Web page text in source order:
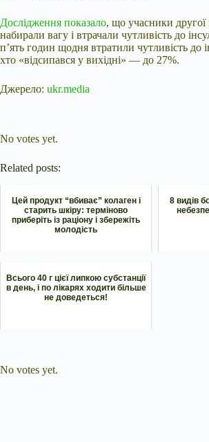
Дослідження показало, що учасники другої
набирали вагу і втрачали чутливість до
п’ять годин щодня втратили чутливість до
хто «відсипався у вихідні» — до 27%.
Джерело: ukr.media
No votes yet.
Related posts:
Цей продукт “вбиває” колаген і
старить шкіру: терміново
приберіть із раціону і збережіть
молодість
8 видів
Всього 40 г цієї липкою субстанції
в день, і по лікарях ходити більше
не доведеться!
No votes yet.